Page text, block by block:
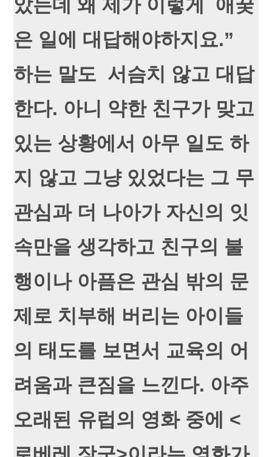
았는데 왜 제가 이렇게 애꿎
은 일에 대답해야하지요.”
하는 말도 서슴치 않고 대답
한다. 아니 약한 친구가 맞고
있는 상황에서 아무 일도 하
지 않고 그냥 있었다는 그 무
관심과 더 나아가 자신의 잇
속만을 생각하고 친구의 불
행이나 아픔은 관심 밖의 문
제로 치부해 버리는 아이들
의 태도를 보면서 교육의 어
려움과 큰짐을 느낀다. 아주
오래된 유럽의 영화 중에 <